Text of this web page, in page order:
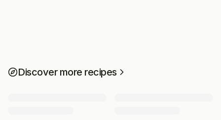
Discover more recipes